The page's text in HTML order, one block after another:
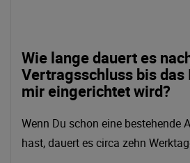
Wie lange dauert es
Vertragsschluss bis das
mir eingerichtet wird?
Wenn Du schon eine bestehende
hast, dauert es circa zehn